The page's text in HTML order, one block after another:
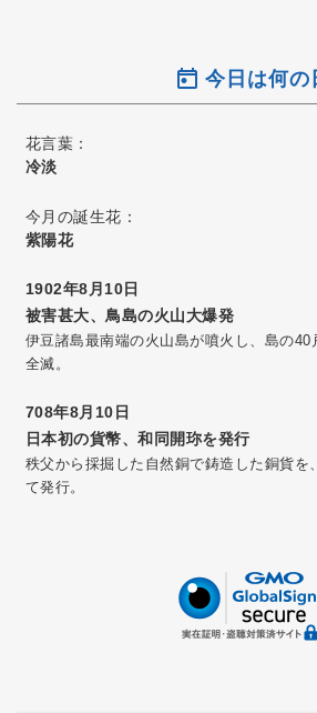
今日は何の
花言葉：
冷淡
今月の誕生花：
紫陽花
1902年8月10日
被害甚大、鳥島の火山大爆発
伊豆諸島最南端の火山島が噴火し、島の40
全滅。
708年8月10日
日本初の貨幣、和同開珎を発行
秩父から採掘した自然銅で鋳造した銅貨を
て発行。